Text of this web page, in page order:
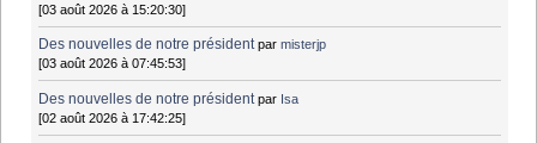
[03 août 2026 à 15:20:30]
Des nouvelles de notre président parmisterjp
[03 août 2026 à 07:45:53]
Des nouvelles de notre président par Isa
[02 août 2026 à 17:42:25]